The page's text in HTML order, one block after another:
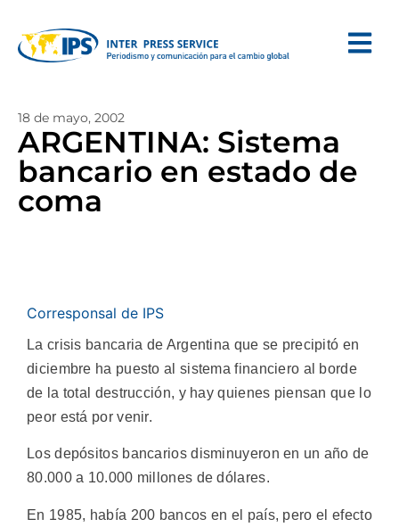
18 de mayo, 2002
ARGENTINA: Sistema
bancario en estado de
coma
Corresponsal de IPS
La crisis bancaria de Argentina que se precipitó en
diciembre ha puesto al sistema financiero al borde
de la total destrucción, y hay quienes piensan que lo
peor está por venir.
Los depósitos bancarios disminuyeron en un año de
80.000 a 10.000 millones de dólares.
En 1985, había 200 bancos en el país, pero el efecto